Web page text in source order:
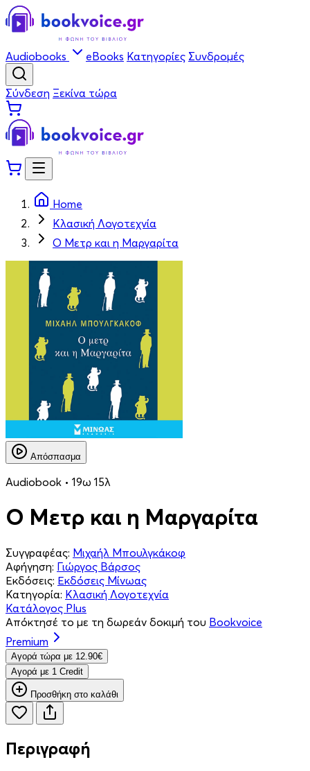
Audiobooks eBooks Κατηγορίες Συνδρομές
Σύνδεση Ξεκίνα τώρα
Home
Κλασική Λογοτεχνία
Ο Μετρ και η Μαργαρίτα
Απόσπασμα
Audiobook • 19ω 15λ
Ο Μετρ και η Μαργαρίτα
Συγγραφέας: Μιχαήλ Μπουλγκάκοφ
Αφήγηση: Γιώργος Βάρσος
Εκδόσεις: Εκδόσεις Μίνωας
Κατηγορία: Κλασική Λογοτεχνία
Κατάλογος Plus
Απόκτησέ το με τη δωρεάν δοκιμή του Bookvoice
Premium
Aγορά τώρα με 12.90€
Aγορά με 1 Credit
Προσθήκη στο καλάθι
Περιγραφή